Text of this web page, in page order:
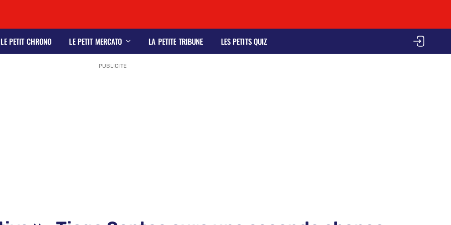
LE PETIT CHRONO LE PETIT MERCATO LA PETITE TRIBUNE LES PETITS QUIZ
PUBLICITE